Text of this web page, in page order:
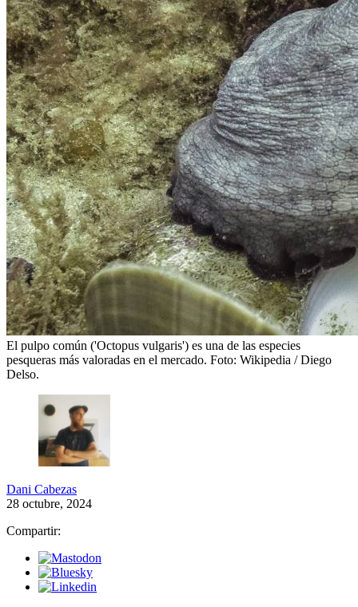
El pulpo común ('Octopus vulgaris') es una de las especies
pesqueras más valoradas en el mercado. Foto: Wikipedia / Diego
Delso.
Dani Cabezas
28 octubre, 2024
Compartir: